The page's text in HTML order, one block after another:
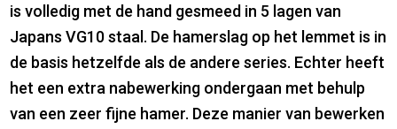
is volledig met de hand gesmeed in 5 lagen van
Japans VG10 staal. De hamerslag op het lemmet is in
de basis hetzelfde als de andere series. Echter heeft
het een extra nabewerking ondergaan met behulp
van een zeer fijne hamer. Deze manier van bewerken